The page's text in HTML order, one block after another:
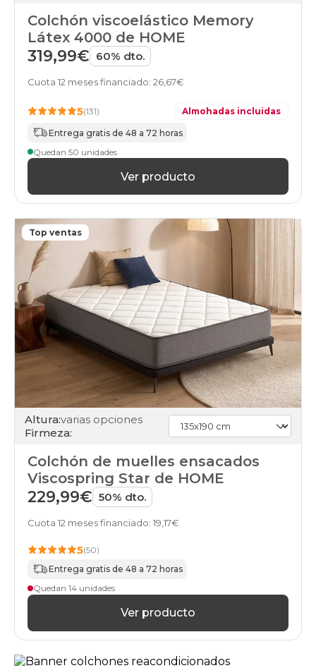
Colchón viscoelástico Memory
Látex 4000 de HOME
319,99€ 60% dto.
Cuota 12 meses financiado: 26,67€
5(131) Almohadas incluidas
Entrega gratis de 48 a 72 horas
Quedan 50 unidades
Ver producto
Top ventas
Altura:varias opciones
Firmeza:
Colchón de muelles ensacados
Viscospring Star de HOME
229,99€ 50% dto.
Cuota 12 meses financiado: 19,17€
5(50)
Entrega gratis de 48 a 72 horas
Quedan 14 unidades
Ver producto